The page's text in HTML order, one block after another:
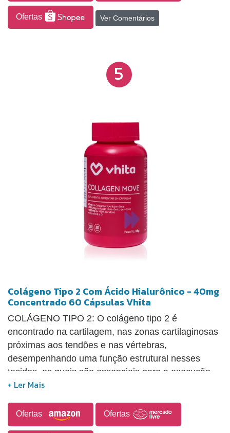
Ofertas Ver Comentários
5
Colágeno Tipo 2 Com Ácido Hialurônico - 40mg
Concentrado 60 Cápsulas Vhita
COLÁGENO TIPO 2: O colágeno tipo 2 é
encontrado na cartilagem, nas zonas cartilaginosas
próximas aos tendões e nas vértebras,
desempenhando uma função estrutural nesses
tecidos, os quais são essenciais para a execução
dos movimentos. CONTÉM ÁCIDO HIALURÔNICO:
elasticidade e sustentação dos tecidos, lubrificando
articulações e preenchendo espaços celulares.
Ofertas Ofertas